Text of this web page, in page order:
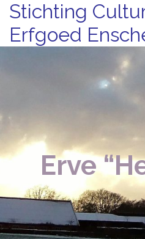
Stichting
Erfgoed
Erve